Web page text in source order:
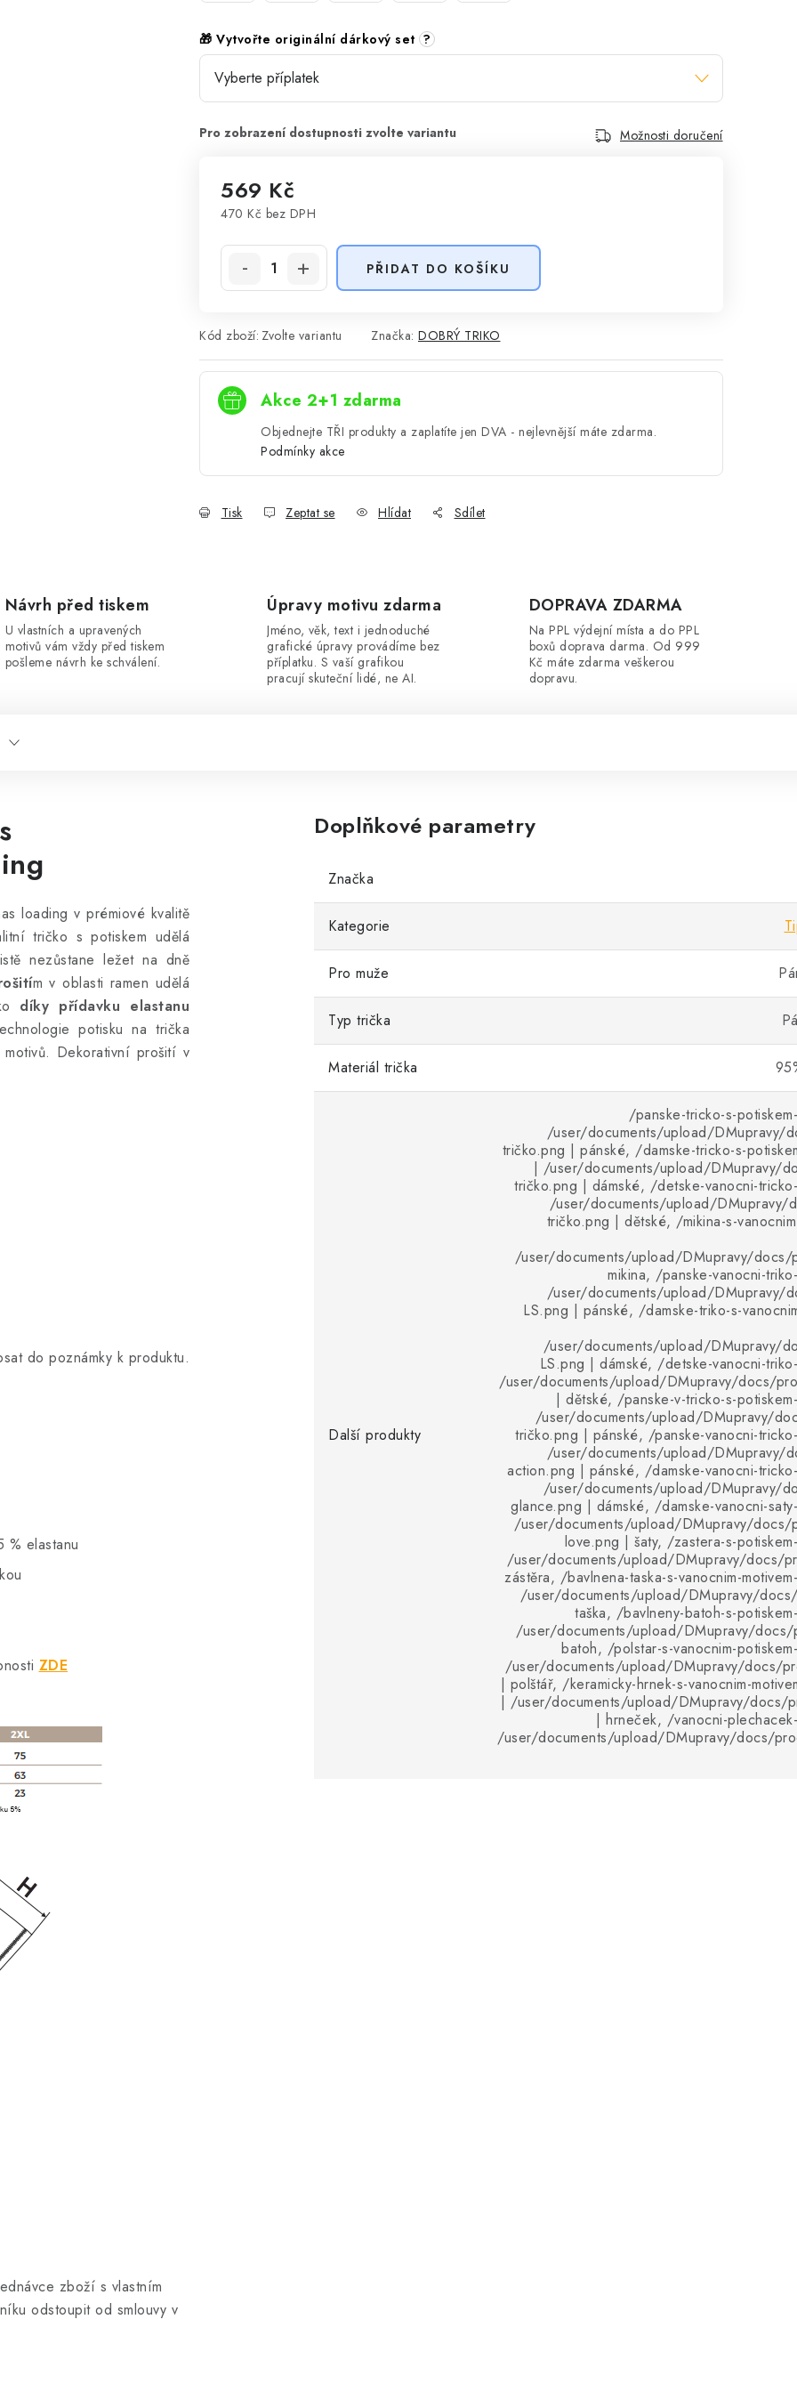
🎁 Vytvořte originální dárkový set ?
Možnosti doručení
569 Kč
470 Kč bez DPH
PŘIDAT DO KOŠÍKU
Kód zboží: Zvolte variantu Značka: DOBRÝ TRIKO
Akce 2+1 zdarma
Objednejte TŘI produkty a zaplatíte jen DVA - nejlevnější máte zdarma.
Podmínky akce
Tisk Zeptat se Hlídat Sdílet
Návrh před tiskem
U vlastních a upravených
motivů vám vždy před tiskem
pošleme návrh ke schválení.
Úpravy motivu zdarma
Jméno, věk, text i jednoduché
grafické úpravy provádíme bez
příplatku. S vaší grafikou
pracují skuteční lidé, ne AI.
DOPRAVA ZDARMA
Na PPL výdejní místa a do PPL
boxů doprava darma. Od 999
Kč máte zdarma veškerou
dopravu.
loading v prémiové kvalitě
tričko s potiskem udělá
nezůstane ležet na dně
m v oblasti ramen udělá
díky přídavku elastanu
potisku na trička
Dekorativní prošití v
do poznámky k produktu.
% elastanu
ZDE
zboží s vlastním
odstoupit od smlouvy v
Doplňkové parametry
Značka
Kategorie
Pro muže
Typ trička
Materiál trička
Další produkty
/panske-tricko-s-
/user/documents/upload/DMupravy/
tričko.png | pánské, /damske-tricko-s-
| /user/documents/upload/DMupravy/
tričko.png | dámské, /detske-vanocni-
/user/documents/upload/DMupravy/
tričko.png | dětské, /mikina-s-
/user/documents/upload/DMupravy/docs/
mikina, /panske-vanocni-
/user/documents/upload/DMupravy/
LS.png | pánské, /damske-triko-s-
/user/documents/upload/DMupravy/
LS.png | dámské, /detske-vanocni-
/user/documents/upload/DMupravy/docs/
| dětské, /panske-v-tricko-s-
/user/documents/upload/DMupravy/
tričko.png | pánské, /panske-vanocni-
/user/documents/upload/DMupravy/
action.png | pánské, /damske-vanocni-
/user/documents/upload/DMupravy/
glance.png | dámské, /damske-vanocni-
/user/documents/upload/DMupravy/docs/
love.png | šaty, /zastera-s-
/user/documents/upload/DMupravy/docs/
zástěra, /bavlnena-taska-s-vanocnim-
/user/documents/upload/DMupravy/
taška, /bavlneny-batoh-s-
/user/documents/upload/DMupravy/
batoh, /polstar-s-vanocnim-
/user/documents/upload/DMupravy/docs/
| polštář, /keramicky-hrnek-s-vanocnim-
| /user/documents/upload/DMupravy/docs/
| hrneček, /vanocni-
/user/documents/upload/DMupravy/docs/